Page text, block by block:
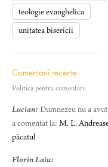
teologie evanghelica
unitatea bisericii
Comentarii recente
Politica pentru comentarii
Lucian: Dumnezeu nu a
a comentat la: M. L.
păcatul
Florin Laiu: